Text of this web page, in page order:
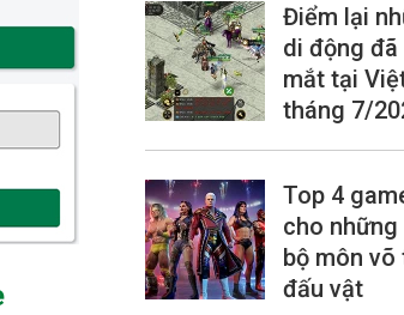
Điểm lại
di động
mắt tại
tháng 7/
Top 4
cho
bộ môn
đấu vật